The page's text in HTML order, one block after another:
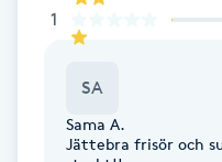
Extensions
Extensions borttagning
Eyeliner-tatuering
1
SA
Sama A.
Jättebra frisör och